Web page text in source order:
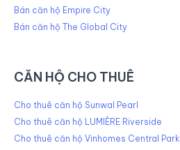
Bán căn hộ Empire City
Bán căn hộ The Global City
CĂN HỘ CHO THUÊ
Cho thuê căn hộ Sunwal Pearl
Cho thuê căn hộ LUMIÈRE Riverside
Cho thuê căn hộ Vinhomes Central Park